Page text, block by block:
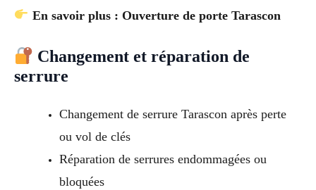
En savoir plus : Ouverture de porte Tarascon
Changement et réparation de
serrure
Changement de serrure Tarascon après perte
ou vol de clés
Réparation de serrures endommagées ou
bloquées